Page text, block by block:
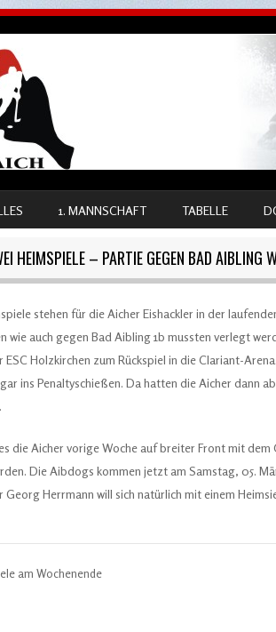
1. MANNSCHAFT TABELLE
HEIMSPIELE – PARTIE GEGEN BAD AIBLING
stehen für die Aicher Eishackler in der
wie auch gegen Bad Aibling 1b mussten verlegt
ESC Holzkirchen zum Rückspiel in die Clariant-
ins Penaltyschießen. Da hatten die Aicher dann
die Aicher vorige Woche auf breiter Front mit
Die Aibdogs kommen jetzt am Samstag, 05.
Georg Herrmann will sich natürlich mit einem
am Wochenende